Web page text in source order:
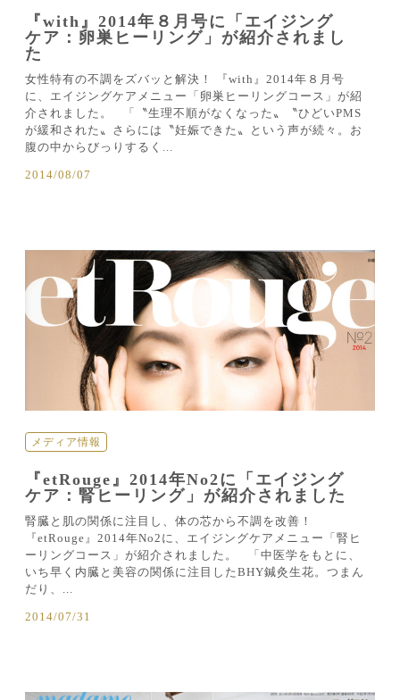
『with』2014年８月号に「エイジング
ケア：卵巣ヒーリング」が紹介されまし
た
女性特有の不調をズバッと解決！ 『with』2014年８月号
に、エイジングケアメニュー「卵巣ヒーリングコース」が紹
介されました。 「〝生理不順がなくなった〟〝ひどいPMS
が緩和された〟さらには〝妊娠できた〟という声が続々。お
腹の中からびっりするく...
2014/08/07
メディア情報
『etRouge』2014年No2に「エイジング
ケア：腎ヒーリング」が紹介されました
腎臓と肌の関係に注目し、体の芯から不調を改善！
『etRouge』2014年No2に、エイジングケアメニュー「腎ヒ
ーリングコース」が紹介されました。 「中医学をもとに、
いち早く内臓と美容の関係に注目したBHY鍼灸生花。つまん
だり、...
2014/07/31